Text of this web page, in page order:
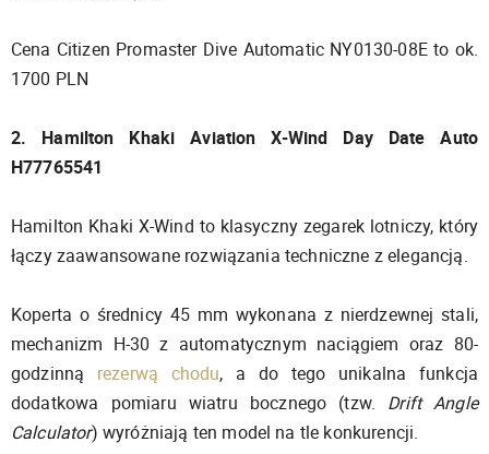
Cena Citizen Promaster Dive Automatic NY0130-08E to ok.
1700 PLN
2. Hamilton Khaki Aviation X-Wind Day Date Auto
H77765541
Hamilton Khaki X-Wind to klasyczny zegarek lotniczy, który
łączy zaawansowane rozwiązania techniczne z elegancją.
Koperta o średnicy 45 mm wykonana z nierdzewnej stali,
mechanizm H-30 z automatycznym naciągiem oraz 80-
godzinną rezerwą chodu, a do tego unikalna funkcja
dodatkowa pomiaru wiatru bocznego (tzw. Drift Angle
Calculator) wyróżniają ten model na tle konkurencji.